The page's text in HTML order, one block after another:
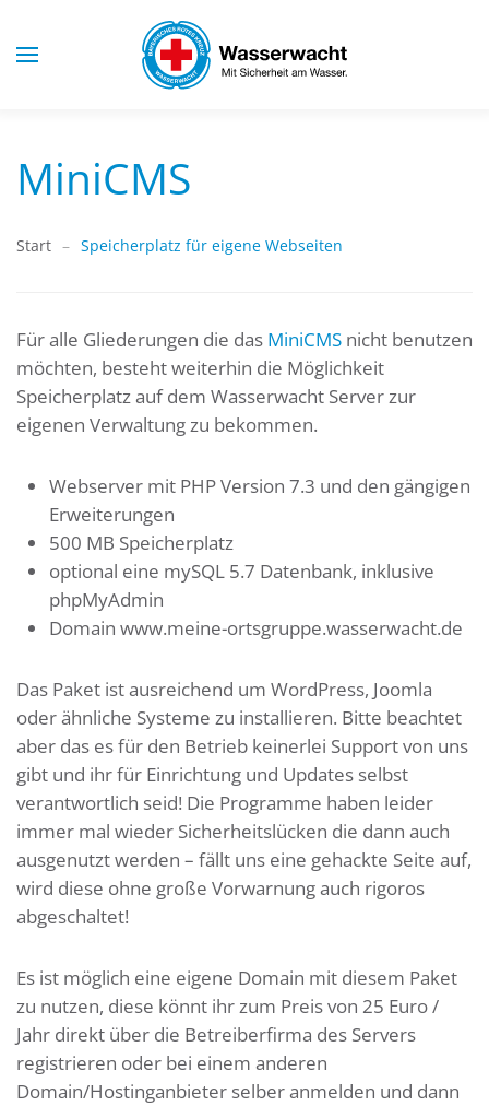
Skip to main content
MiniCMS
Start Speicherplatz für eigene Webseiten
Für alle Gliederungen die das MiniCMS nicht benutzen
möchten, besteht weiterhin die Möglichkeit
Speicherplatz auf dem Wasserwacht Server zur
eigenen Verwaltung zu bekommen.
Webserver mit PHP Version 7.3 und den gängigen
Erweiterungen
500 MB Speicherplatz
optional eine mySQL 5.7 Datenbank, inklusive
phpMyAdmin
Domain www.meine-ortsgruppe.wasserwacht.de
Das Paket ist ausreichend um WordPress, Joomla
oder ähnliche Systeme zu installieren. Bitte beachtet
aber das es für den Betrieb keinerlei Support von uns
gibt und ihr für Einrichtung und Updates selbst
verantwortlich seid! Die Programme haben leider
immer mal wieder Sicherheitslücken die dann auch
ausgenutzt werden – fällt uns eine gehackte Seite auf,
wird diese ohne große Vorwarnung auch rigoros
abgeschaltet!
Es ist möglich eine eigene Domain mit diesem Paket
zu nutzen, diese könnt ihr zum Preis von 25 Euro /
Jahr direkt über die Betreiberfirma des Servers
registrieren oder bei einem anderen
Domain/Hostinganbieter selber anmelden und dann